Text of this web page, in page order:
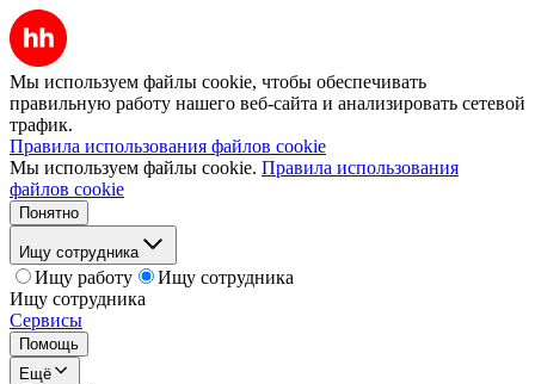
Мы используем файлы cookie, чтобы обеспечивать
правильную работу нашего веб-сайта и анализировать сетевой
трафик.
Правила использования файлов cookie
Мы используем файлы cookie. Правила использования
файлов cookie
Понятно
Ищу сотрудника
Ищу работу
Ищу сотрудника
Ищу сотрудника
Сервисы
Помощь
Ещё